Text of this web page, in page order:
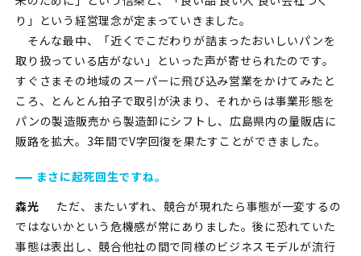
り」という経営理念が定まっていきました。
そんな最中、「近くでこだわりが詰まったおいしいパンを
取り扱っている店がない」といった声が寄せられたのです。
すぐさまその地域のスーパーに飛び込み営業をかけてみたと
ころ、とんとん拍子で取引が決まり、それからは事業形態を
パンの製造販売から製造卸にシフトし、広島県内の量販店に
販路を拡大。3年間でV字回復を果たすことができました。
まさに起死回生ですね。
森光
ただ、またいずれ、競合が現れたら事態が一変するの
ではないかという危機感が常にありました。後に恐れていた
事態は表出し、競合他社の間で同様のビジネスモデルが流行